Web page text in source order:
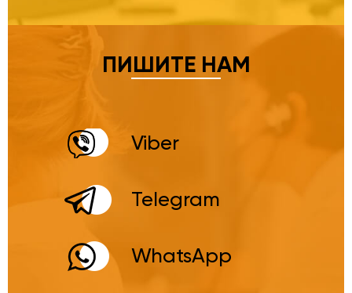
ПИШИТЕ НАМ
Viber
Telegram
WhatsApp